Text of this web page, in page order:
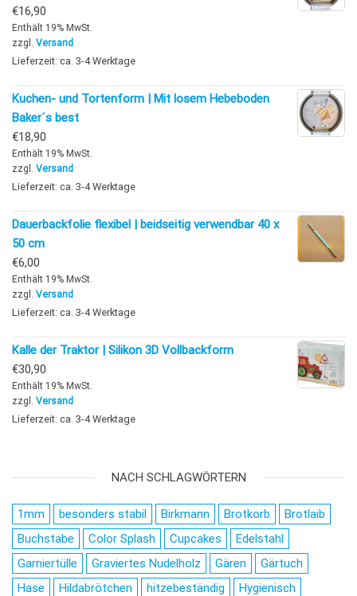
€16,90
Enthält 19% MwSt.
zzgl. Versand
Lieferzeit: ca. 3-4 Werktage
Kuchen- und Tortenform | Mit losem Hebeboden
Baker´s best
€18,90
Enthält 19% MwSt.
zzgl. Versand
Lieferzeit: ca. 3-4 Werktage
Dauerbackfolie flexibel | beidseitig verwendbar 40 x
50 cm
€6,00
Enthält 19% MwSt.
zzgl. Versand
Lieferzeit: ca. 3-4 Werktage
Kalle der Traktor | Silikon 3D Vollbackform
€30,90
Enthält 19% MwSt.
zzgl. Versand
Lieferzeit: ca. 3-4 Werktage
NACH SCHLAGWÖRTERN
1mm besonders stabil Birkmann Brotkorb
Brotlaib
Buchstabe
Color Splash Cupcakes
Edelstahl
Garniertülle
Graviertes Nudelholz Gären
Gärtuch
Hase
Hildabrötchen hitzebeständig
Hygienisch